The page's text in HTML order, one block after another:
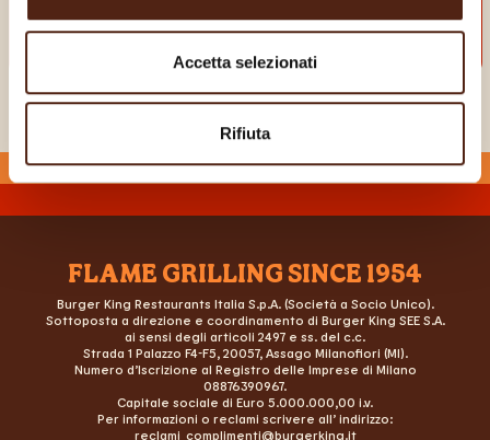
Accetta selezionati
Rifiuta
FLAME GRILLING SINCE 1954
Burger King Restaurants Italia S.p.A. (Società a Socio Unico).
Sottoposta a direzione e coordinamento di Burger King SEE S.A.
ai sensi degli articoli 2497 e ss. del c.c.
Strada 1 Palazzo F4-F5, 20057, Assago Milanofiori (MI).
Numero d’Iscrizione al Registro delle Imprese di Milano
08876390967.
Capitale sociale di Euro 5.000.000,00 i.v.
Per informazioni o reclami scrivere all’ indirizzo:
reclami_complimenti@burgerking.it